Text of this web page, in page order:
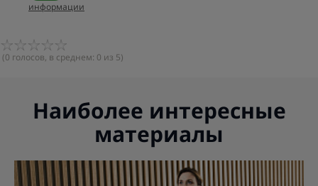
информации
(0 голосов, в среднем: 0 из 5)
Наиболее интересные
материалы